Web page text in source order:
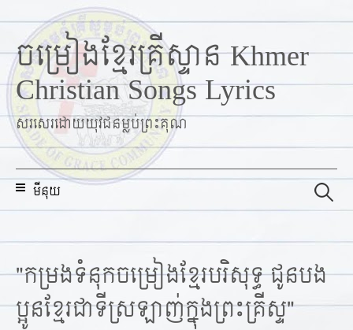
S
k
i
p
t
o
c
o
n
t
e
n
t
ចម្រៀងខ្មែរគ្រីស្ទាន Khmer
Christian Songs Lyrics
សរសេរដោយយុវជនម្លប់ព្រះគុណ
មីនុយ
ស្
វែ
ក
ក
ប
ណ្
"កម្រងទំនុកចម្រៀងខ្មែរបរិសុទ្ធ ជូនបង
ប្អូនខ្មែរជាទីស្រឡាញ់ក្នុងព្រះគ្រីស្ទ"